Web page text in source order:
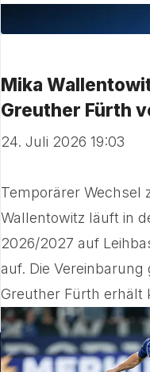
Mika
Greuther Fürth
24. Juli 2026 19:03
Temporärer Wechsel
Wallentowitz läuft in
2026/2027 auf
auf. Die
Greuther Fürth erhält